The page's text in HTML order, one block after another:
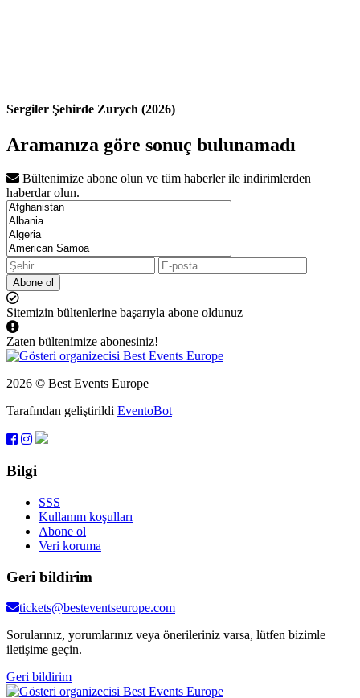
Sergiler Şehirde Zurych (2026)
Aramanıza göre sonuç bulunamadı
Bültenimize abone olun ve tüm haberler ile indirimlerden
haberdar olun.
Abone ol
Sitemizin bültenlerine başarıyla abone oldunuz
Zaten bültenimize abonesiniz!
2026 © Best Events Europe
Tarafından geliştirildi EventoBot
Bilgi
SSS
Kullanım koşulları
Abone ol
Veri koruma
Geri bildirim
tickets@besteventseurope.com
Sorularınız, yorumlarınız veya önerileriniz varsa, lütfen bizimle
iletişime geçin.
Geri bildirim